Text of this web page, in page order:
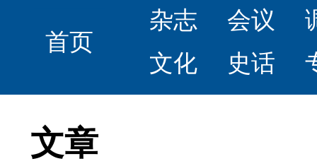
首页
杂志 会议
文化
史话
文章